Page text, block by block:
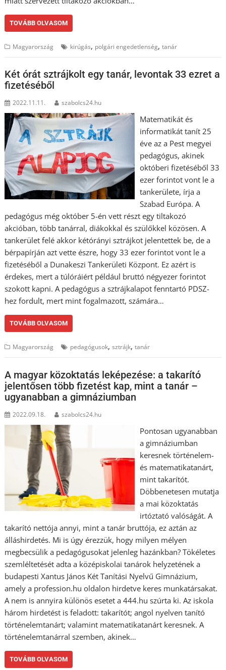
TOVÁBB OLVASOM
Magyarország kirúgás, polgári engedetlenség,tanár
Két órát sztrájkolt egy tanár, levontak 33 ezret a
fizetéséből
2022.11.11. szabolcs24.hu
Matematikát és
informatikát tanít 25
éve az a Pest megyei
pedagógus, akinek
októberi fizetéséből 33
ezer forintot vont le a
tankerülete, írja a
Szabad Európa. A
pedagógus még október 5-én vett részt egy tiltakozó
akcióban, több tanárral, diákokkal és szülőkkel közösen. A
tankerület felé akkor kétórányi sztrájkot jelentettek be, de a
bérpapírján azt vette észre, hogy 33 ezer forintot vont le a
fizetéséből a Dunakeszi Tankerületi Központ. Ez azért is
érdekes, mert a túlóráiért például bruttó négyezer forintot
szokott kapni. A pedagógus a sztrájkalapot fenntartó PDSZ-
hez fordult, mert mint fogalmazott, számára…
TOVÁBB OLVASOM
Magyarország pedagógusok,sztrájk,tanár
A magyar közoktatás leképezése: a takarító
jelentősen több fizetést kap, mint a tanár –
ugyanabban a gimnáziumban
2022.09.18. szabolcs24.hu
Pontosan ugyanabban
a gimnáziumban
keresnek történelem-
és matematikatanárt,
mint takarítót.
Döbbenetesen mutatja
a mai közoktatás
irtóztató valóságát. A
takarító nettója annyi, mint a tanár bruttója, ez aztán az
álláshirdetés. Mi is úgy érezzük, hogy milyen mélyen
megbecsülik a pedagógusokat jelenleg hazánkban? Tökéletes
szemléltetését adta a középiskolai tanárok helyzetének a
budapesti Xantus János Két Tanítási Nyelvű Gimnázium,
amely a profession.hu oldalon hirdetve keres munkatársakat.
A nem is annyira különös esetet a 444.hu szúrta ki. Az iskola
három hirdetést is feladott: takarítót; angol nyelven tanító
történelemtanárt; valamint matematikatanárt keresnek. A
történelemtanárral szemben, akinek…
TOVÁBB OLVASOM